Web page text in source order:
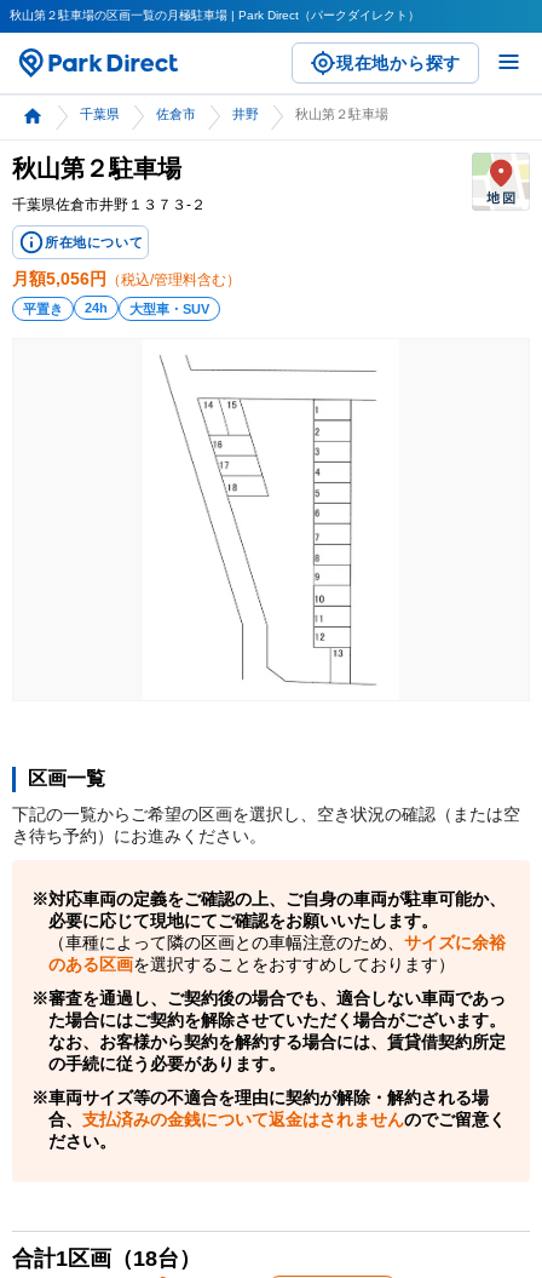
秋山第２駐車場の区画一覧の月極駐車場 | Park Direct（パークダイレクト）
現在地から探す
千葉県 佐倉市 井野 秋山第２駐車場
秋山第２駐車場
千葉県佐倉市井野１３７３-２
所在地について
月額5,056円 （税込/管理料含む）
平置き 24h 大型車・SUV
区画一覧
下記の一覧からご希望の区画を選択し、空き状況の確認（または空
き待ち予約）にお進みください。
対応車両の定義をご確認の上、ご自身の車両が駐車可能か、
必要に応じて現地にてご確認をお願いいたします。
（車種によって隣の区画との車幅注意のため、 サイズに余裕
のある区画を選択することをおすすめしております）
審査を通過し、ご契約後の場合でも、適合しない車両であっ
た場合にはご契約を解除させていただく場合がございます。
なお、お客様から契約を解約する場合には、賃貸借契約所定
の手続に従う必要があります。
車両サイズ等の不適合を理由に契約が解除・解約される場
合、 支払済みの金銭について返金はされませんのでご留意く
ださい。
合計1区画（18台）